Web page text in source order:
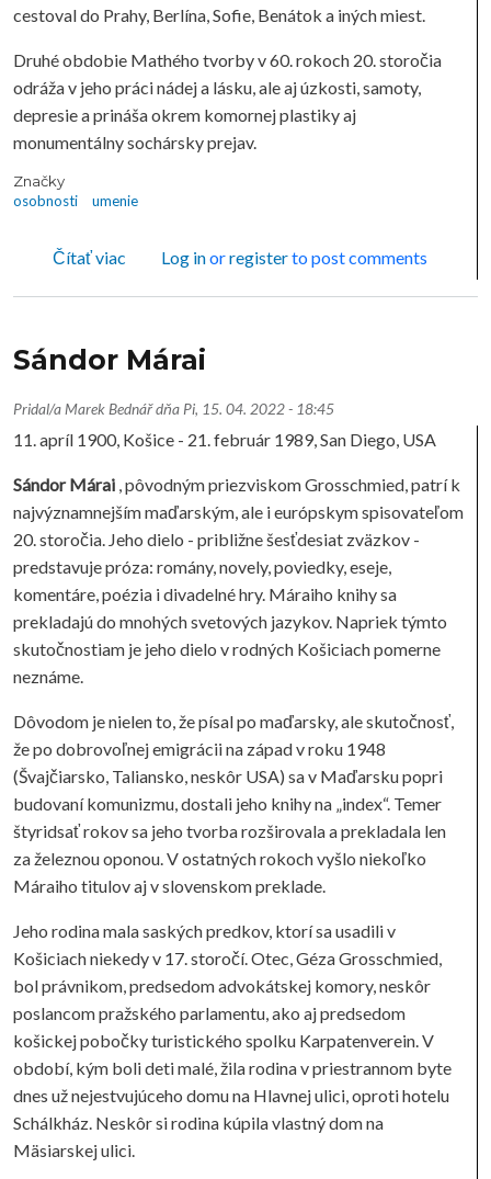
cestoval do Prahy, Berlína, Sofie, Benátok a iných miest.
Druhé obdobie Mathého tvorby v 60. rokoch 20. storočia
odráža v jeho práci nádej a lásku, ale aj úzkosti, samoty,
depresie a prináša okrem komornej plastiky aj
monumentálny sochársky prejav.
Značky
osobnosti
umenie
Čítať viaco Ján Mathé
Log inorregisterto post comments
Sándor Márai
Pridal/a Marek Bednářdňa Pi, 15. 04. 2022 - 18:45
11. apríl 1900, Košice - 21. február 1989, San Diego, USA
Sándor Márai , pôvodným priezviskom Grosschmied, patrí k
najvýznamnejším maďarským, ale i európskym spisovateľom
20. storočia. Jeho dielo - približne šesťdesiat zväzkov -
predstavuje próza: romány, novely, poviedky, eseje,
komentáre, poézia i divadelné hry. Máraiho knihy sa
prekladajú do mnohých svetových jazykov. Napriek týmto
skutočnostiam je jeho dielo v rodných Košiciach pomerne
neznáme.
Dôvodom je nielen to, že písal po maďarsky, ale skutočnosť,
že po dobrovoľnej emigrácii na západ v roku 1948
(Švajčiarsko, Taliansko, neskôr USA) sa v Maďarsku popri
budovaní komunizmu, dostali jeho knihy na „index“. Temer
štyridsať rokov sa jeho tvorba rozširovala a prekladala len
za železnou oponou. V ostatných rokoch vyšlo niekoľko
Máraiho titulov aj v slovenskom preklade.
Jeho rodina mala saských predkov, ktorí sa usadili v
Košiciach niekedy v 17. storočí. Otec, Géza Grosschmied,
bol právnikom, predsedom advokátskej komory, neskôr
poslancom pražského parlamentu, ako aj predsedom
košickej pobočky turistického spolku Karpatenverein. V
období, kým boli deti malé, žila rodina v priestrannom byte
dnes už nejestvujúceho domu na Hlavnej ulici, oproti hotelu
Schálkház. Neskôr si rodina kúpila vlastný dom na
Mäsiarskej ulici.